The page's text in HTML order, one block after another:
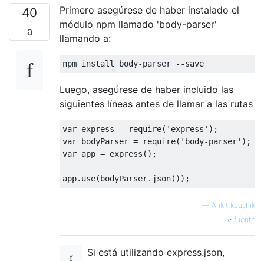
40
Primero asegúrese de haber instalado el
módulo npm llamado 'body-parser'
llamando a:
npm install body-parser --save
Luego, asegúrese de haber incluido las
siguientes líneas antes de llamar a las rutas
var express = require( 'express' );
var bodyParser = require( 'body-parser' );
var app = express ();
app. use(bodyParser. json());
— Ankit kaushik
fuente
Si está utilizando express.json,